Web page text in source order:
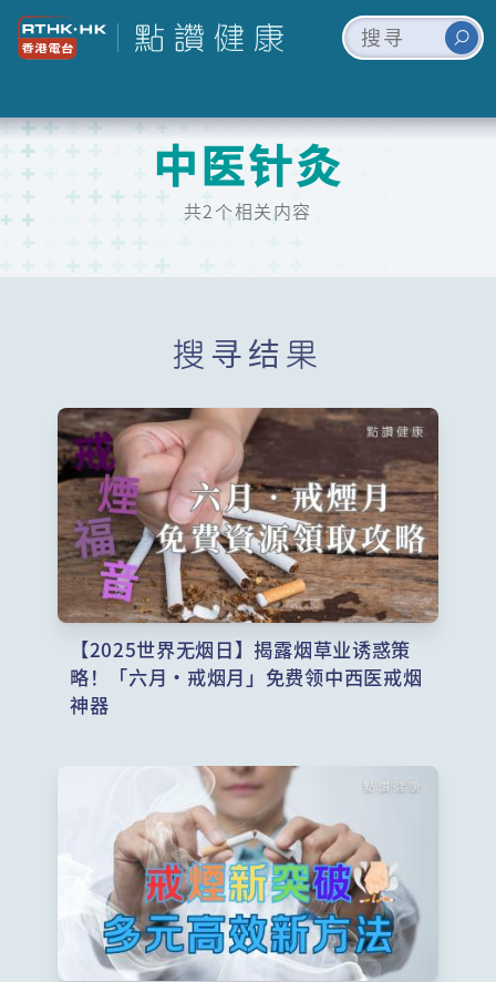
中医针灸
共2个相关内容
搜寻结果
【2025世界无烟日】揭露烟草业诱惑策
略！「六月‧戒烟月」免费领中西医戒烟
神器